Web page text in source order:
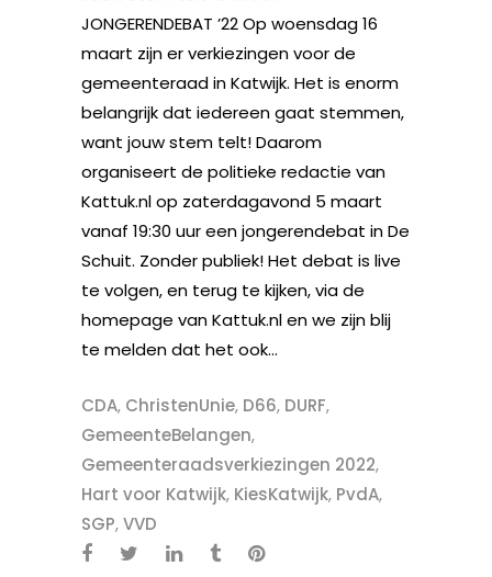
JONGERENDEBAT ’22 Op woensdag 16
maart zijn er verkiezingen voor de
gemeenteraad in Katwijk. Het is enorm
belangrijk dat iedereen gaat stemmen,
want jouw stem telt! Daarom
organiseert de politieke redactie van
Kattuk.nl op zaterdagavond 5 maart
vanaf 19:30 uur een jongerendebat in De
Schuit. Zonder publiek! Het debat is live
te volgen, en terug te kijken, via de
homepage van Kattuk.nl en we zijn blij
te melden dat het ook...
CDA, ChristenUnie, D66, DURF,
GemeenteBelangen,
Gemeenteraadsverkiezingen 2022,
Hart voor Katwijk, KiesKatwijk, PvdA,
SGP,VVD